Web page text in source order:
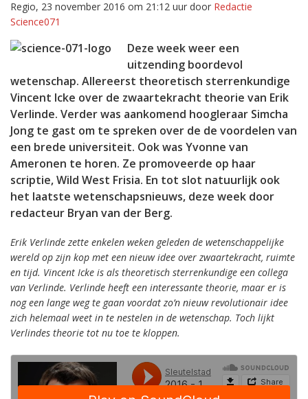
Regio, 23 november 2016 om 21:12 uur door Redactie
Science071
Deze week weer een
uitzending boordevol
wetenschap. Allereerst theoretisch sterrenkundige
Vincent Icke over de zwaartekracht theorie van Erik
Verlinde. Verder was aankomend hoogleraar Simcha
Jong te gast om te spreken over de de voordelen van
een brede universiteit. Ook was Yvonne van
Ameronen te horen. Ze promoveerde op haar
scriptie, Wild West Frisia. En tot slot natuurlijk ook
het laatste wetenschapsnieuws, deze week door
redacteur Bryan van der Berg.
Erik Verlinde zette enkelen weken geleden de wetenschappelijke
wereld op zijn kop met een nieuw idee over zwaartekracht, ruimte
en tijd. Vincent Icke is als theoretisch sterrenkundige een collega
van Verlinde. Verlinde heeft een interessante theorie, maar er is
nog een lange weg te gaan voordat zo’n nieuw revolutionair idee
zich helemaal weet in te nestelen in de wetenschap. Toch lijkt
Verlindes theorie tot nu toe te kloppen.